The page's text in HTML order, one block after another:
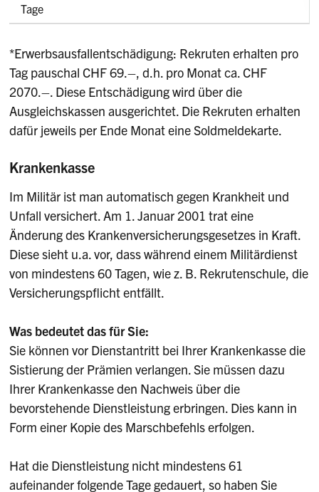
Tage
*Erwerbsausfallentschädigung: Rekruten erhalten pro
Tag pauschal CHF 69.–, d.h. pro Monat ca. CHF
2070.–. Diese Entschädigung wird über die
Ausgleichskassen ausgerichtet. Die Rekruten erhalten
dafür jeweils per Ende Monat eine Soldmeldekarte.
Krankenkasse
Im Militär ist man automatisch gegen Krankheit und
Unfall versichert. Am 1. Januar 2001 trat eine
Änderung des Krankenversicherungsgesetzes in Kraft.
Diese sieht u.a. vor, dass während einem Militärdienst
von mindestens 60 Tagen, wie z. B. Rekrutenschule, die
Versicherungspflicht entfällt.
Was bedeutet das für Sie:
Sie können vor Dienstantritt bei Ihrer Krankenkasse die
Sistierung der Prämien verlangen. Sie müssen dazu
Ihrer Krankenkasse den Nachweis über die
bevorstehende Dienstleistung erbringen. Dies kann in
Form einer Kopie des Marschbefehls erfolgen.
Hat die Dienstleistung nicht mindestens 61
aufeinander folgende Tage gedauert, so haben Sie